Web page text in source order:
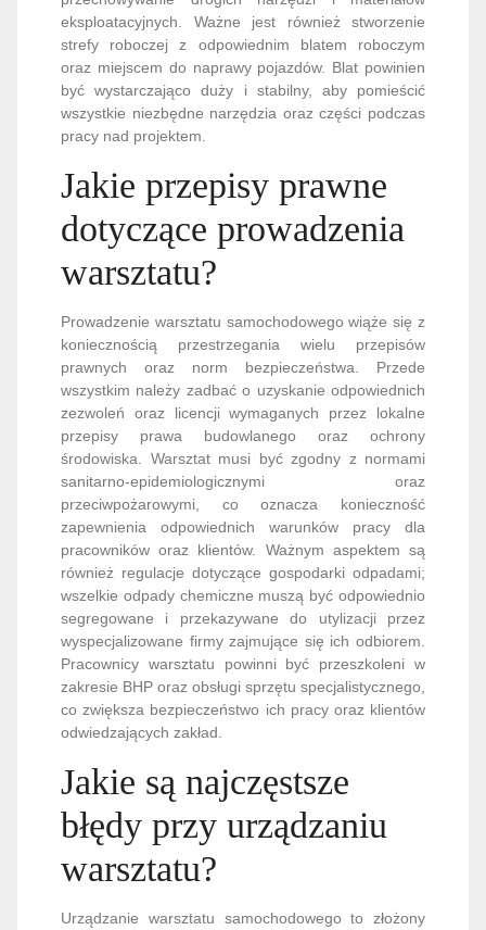
eksploatacyjnych. Ważne jest również stworzenie
strefy roboczej z odpowiednim blatem roboczym
oraz miejscem do naprawy pojazdów. Blat powinien
być wystarczająco duży i stabilny, aby pomieścić
wszystkie niezbędne narzędzia oraz części podczas
pracy nad projektem.
Jakie przepisy prawne
dotyczące prowadzenia
warsztatu?
Prowadzenie warsztatu samochodowego wiąże się z
koniecznością przestrzegania wielu przepisów
prawnych oraz norm bezpieczeństwa. Przede
wszystkim należy zadbać o uzyskanie odpowiednich
zezwoleń oraz licencji wymaganych przez lokalne
przepisy prawa budowlanego oraz ochrony
środowiska. Warsztat musi być zgodny z normami
sanitarno-epidemiologicznymi oraz
przeciwpożarowymi, co oznacza konieczność
zapewnienia odpowiednich warunków pracy dla
pracowników oraz klientów. Ważnym aspektem są
również regulacje dotyczące gospodarki odpadami;
wszelkie odpady chemiczne muszą być odpowiednio
segregowane i przekazywane do utylizacji przez
wyspecjalizowane firmy zajmujące się ich odbiorem.
Pracownicy warsztatu powinni być przeszkoleni w
zakresie BHP oraz obsługi sprzętu specjalistycznego,
co zwiększa bezpieczeństwo ich pracy oraz klientów
odwiedzających zakład.
Jakie są najczęstsze
błędy przy urządzaniu
warsztatu?
Urządzanie warsztatu samochodowego to złożony